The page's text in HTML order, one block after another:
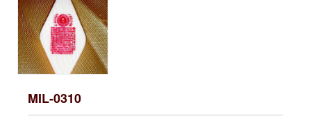
MIL-0310